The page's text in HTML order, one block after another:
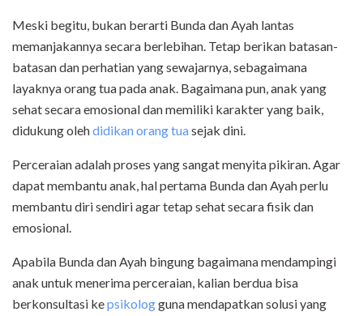
Meski begitu, bukan berarti Bunda dan Ayah lantas
memanjakannya secara berlebihan. Tetap berikan batasan-
batasan dan perhatian yang sewajarnya, sebagaimana
layaknya orang tua pada anak. Bagaimana pun, anak yang
sehat secara emosional dan memiliki karakter yang baik,
didukung olehdidikan orang tuasejak dini.
Perceraian adalah proses yang sangat menyita pikiran. Agar
dapat membantu anak, hal pertama Bunda dan Ayah perlu
membantu diri sendiri agar tetap sehat secara fisik dan
emosional.
Apabila Bunda dan Ayah bingung bagaimana mendampingi
anak untuk menerima perceraian, kalian berdua bisa
berkonsultasi kepsikologguna mendapatkan solusi yang